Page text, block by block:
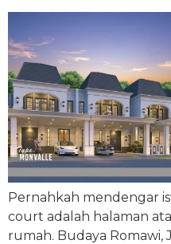
Pernahkah mendengar
court adalah halaman
rumah. Budaya Romawi,